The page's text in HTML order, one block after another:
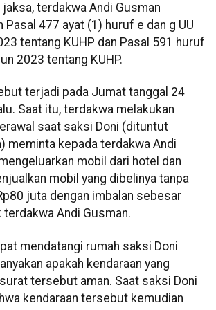
jaksa, terdakwa Andi Gusman
Pasal 477 ayat (1) huruf e dan g UU
tentang KUHP dan Pasal 591 huruf
2023 tentang KUHP.
terjadi pada Jumat tanggal 24
Saat itu, terdakwa melakukan
saat saksi Doni (dituntut
meminta kepada terdakwa Andi
mobil dari hotel dan
mobil yang dibelinya tanpa
juta dengan imbalan sebesar
terdakwa Andi Gusman.
mendatangi rumah saksi Doni
apakah kendaraan yang
tersebut aman. Saat saksi Doni
kendaraan tersebut kemudian